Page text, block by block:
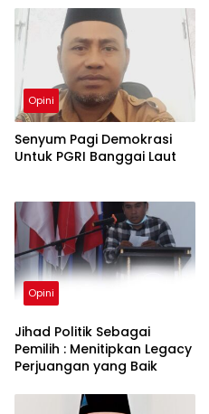
Opini
Senyum Pagi Demokrasi
Untuk PGRI Banggai Laut
Opini
Jihad Politik Sebagai
Pemilih : Menitipkan Legacy
Perjuangan yang Baik